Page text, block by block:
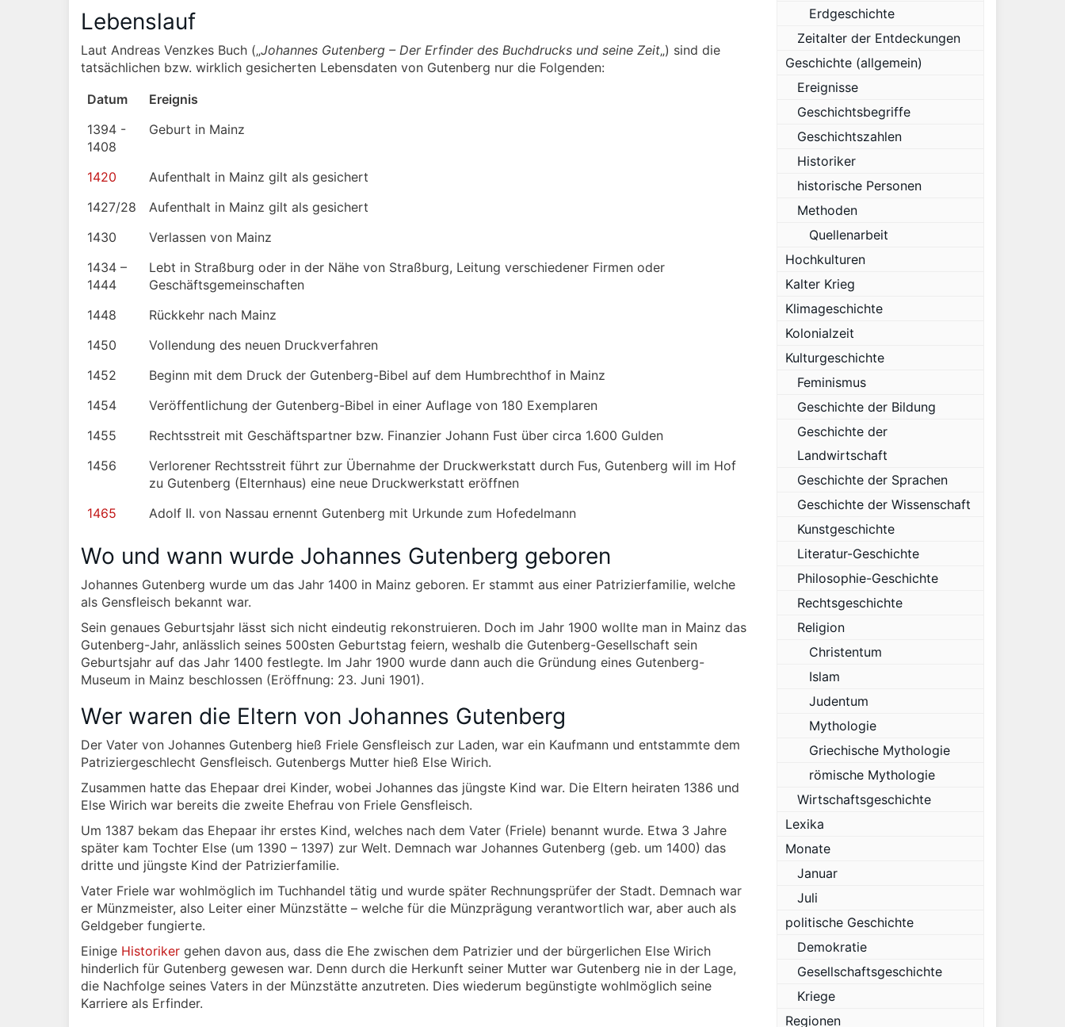
Lebenslauf
Laut Andreas Venzkes Buch („Johannes Gutenberg – Der Erfinder des Buchdrucks und seine Zeit„) sind die
tatsächlichen bzw. wirklich gesicherten Lebensdaten von Gutenberg nur die Folgenden:
Datum
Ereignis
1394 -
1408
Geburt in Mainz
1420
Aufenthalt in Mainz gilt als gesichert
1427/28
Aufenthalt in Mainz gilt als gesichert
1430
Verlassen von Mainz
1434 –
1444
Lebt in Straßburg oder in der Nähe von Straßburg, Leitung verschiedener Firmen oder
Geschäftsgemeinschaften
1448
Rückkehr nach Mainz
1450
Vollendung des neuen Druckverfahren
1452
Beginn mit dem Druck der Gutenberg-Bibel auf dem Humbrechthof in Mainz
1454
Veröffentlichung der Gutenberg-Bibel in einer Auflage von 180 Exemplaren
1455
Rechtsstreit mit Geschäftspartner bzw. Finanzier Johann Fust über circa 1.600 Gulden
1456
Verlorener Rechtsstreit führt zur Übernahme der Druckwerkstatt durch Fus, Gutenberg will im Hof
zu Gutenberg (Elternhaus) eine neue Druckwerkstatt eröffnen
1465
Adolf II. von Nassau ernennt Gutenberg mit Urkunde zum Hofedelmann
Wo und wann wurde Johannes Gutenberg geboren
Johannes Gutenberg wurde um das Jahr 1400 in Mainz geboren. Er stammt aus einer Patrizierfamilie, welche
als Gensfleisch bekannt war.
Sein genaues Geburtsjahr lässt sich nicht eindeutig rekonstruieren. Doch im Jahr 1900 wollte man in Mainz das
Gutenberg-Jahr, anlässlich seines 500sten Geburtstag feiern, weshalb die Gutenberg-Gesellschaft sein
Geburtsjahr auf das Jahr 1400 festlegte. Im Jahr 1900 wurde dann auch die Gründung eines Gutenberg-
Museum in Mainz beschlossen (Eröffnung: 23. Juni 1901).
Wer waren die Eltern von Johannes Gutenberg
Der Vater von Johannes Gutenberg hieß Friele Gensfleisch zur Laden, war ein Kaufmann und entstammte dem
Patriziergeschlecht Gensfleisch. Gutenbergs Mutter hieß Else Wirich.
Zusammen hatte das Ehepaar drei Kinder, wobei Johannes das jüngste Kind war. Die Eltern heiraten 1386 und
Else Wirich war bereits die zweite Ehefrau von Friele Gensfleisch.
Um 1387 bekam das Ehepaar ihr erstes Kind, welches nach dem Vater (Friele) benannt wurde. Etwa 3 Jahre
später kam Tochter Else (um 1390 – 1397) zur Welt. Demnach war Johannes Gutenberg (geb. um 1400) das
dritte und jüngste Kind der Patrizierfamilie.
Vater Friele war wohlmöglich im Tuchhandel tätig und wurde später Rechnungsprüfer der Stadt. Demnach war
er Münzmeister, also Leiter einer Münzstätte – welche für die Münzprägung verantwortlich war, aber auch als
Geldgeber fungierte.
Einige Historiker gehen davon aus, dass die Ehe zwischen dem Patrizier und der bürgerlichen Else Wirich
hinderlich für Gutenberg gewesen war. Denn durch die Herkunft seiner Mutter war Gutenberg nie in der Lage,
die Nachfolge seines Vaters in der Münzstätte anzutreten. Dies wiederum begünstigte wohlmöglich seine
Karriere als Erfinder.
Erdgeschichte
Zeitalter der Entdeckungen
Geschichte (allgemein)
Ereignisse
Geschichtsbegriffe
Geschichtszahlen
Historiker
historische Personen
Methoden
Quellenarbeit
Hochkulturen
Kalter Krieg
Klimageschichte
Kolonialzeit
Kulturgeschichte
Feminismus
Geschichte der Bildung
Geschichte der
Landwirtschaft
Geschichte der Sprachen
Geschichte der Wissenschaft
Kunstgeschichte
Literatur-Geschichte
Philosophie-Geschichte
Rechtsgeschichte
Religion
Christentum
Islam
Judentum
Mythologie
Griechische Mythologie
römische Mythologie
Wirtschaftsgeschichte
Lexika
Monate
Januar
Juli
politische Geschichte
Demokratie
Gesellschaftsgeschichte
Kriege
Regionen